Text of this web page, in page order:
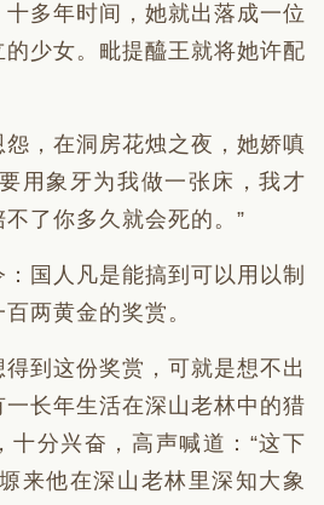
多年时间，她就出落成一位
少女。毗提醯王就将她许配
，在洞房花烛之夜，她娇嗔
用象牙为我做一张床，我才
了你多久就会死的。”
国人凡是能搞到可以用以制
两黄金的奖赏。
到这份奖赏，可就是想不出
长年生活在深山老林中的猎
十分兴奋，高声喊道：“这下
来他在深山老林里深知大象